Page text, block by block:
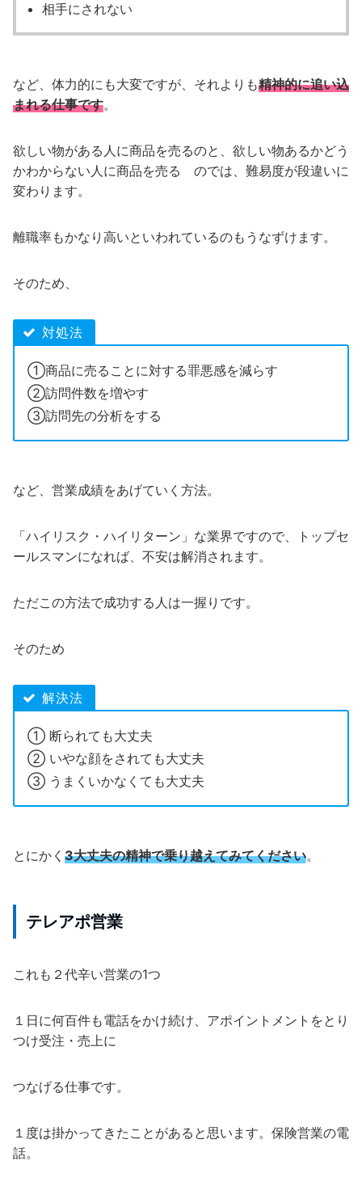
相手にされない
など、体力的にも大変ですが、それよりも精神的に追い込
まれる仕事です。
欲しい物がある人に商品を売るのと、欲しい物あるかどう
かわからない人に商品を売る のでは、難易度が段違いに
変わります。
離職率もかなり高いといわれているのもうなずけます。
そのため、
対処法
①商品に売ることに対する罪悪感を減らす
②訪問件数を増やす
③訪問先の分析をする
など、営業成績をあげていく方法。
「ハイリスク・ハイリターン」な業界ですので、トップセ
ールスマンになれば、不安は解消されます。
ただこの方法で成功する人は一握りです。
そのため
解決法
① 断られても大丈夫
② いやな顔をされても大丈夫
③ うまくいかなくても大丈夫
とにかく 3大丈夫の精神で乗り越えてみてください。
テレアポ営業
これも２代辛い営業の1つ
１日に何百件も電話をかけ続け、アポイントメントをとり
つけ受注・売上に
つなげる仕事です。
１度は掛かってきたことがあると思います。保険営業の電
話。